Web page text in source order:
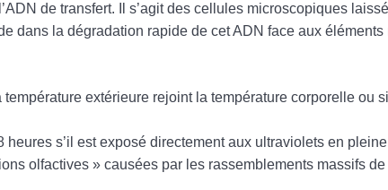
de transfert. Il s’agit des cellules microscopiques
dans la dégradation rapide de cet ADN face aux
extérieure rejoint la température corporelle ou
heures s’il est exposé directement aux ultraviolets en
olfactives » causées par les rassemblements massifs